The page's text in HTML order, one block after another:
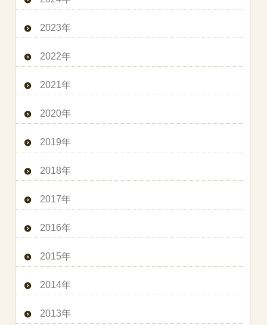
2023年
2022年
2021年
2020年
2019年
2018年
2017年
2016年
2015年
2014年
2013年